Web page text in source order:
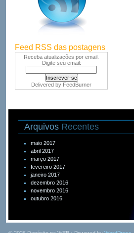
Feed RSS das postagens
Receba atualizações por email.
Digite seu email:
Delivered by FeedBurner
Arquivos Recentes
maio 2017
abril 2017
março 2017
fevereiro 2017
janeiro 2017
dezembro 2016
novembro 2016
outubro 2016